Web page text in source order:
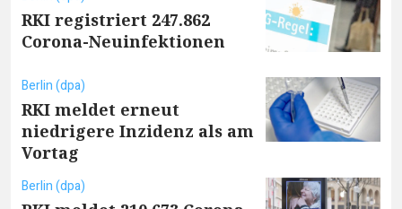
RKI registriert 247.862
Corona-Neuinfektionen
Berlin (dpa)
RKI meldet erneut
niedrigere Inzidenz als am
Vortag
Berlin (dpa)